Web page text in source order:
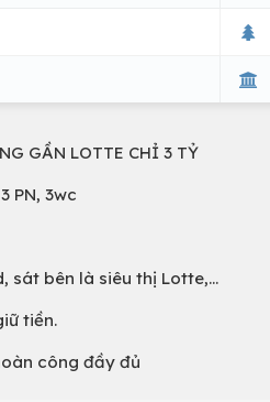
GẦN LOTTE CHỈ 3 TỶ
PN, 3wc
sát bên là siêu thị Lotte,...
tiền.
công đầy đủ